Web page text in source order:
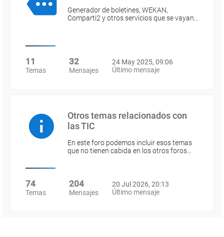
Generador de boletines, WEKAN,
Comparti2 y otros servicios que se vayan…
11
Temas
32
Mensajes
24 May 2025, 09:06
Último mensaje
Otros temas relacionados con
las TIC
En este foro podemos incluir esos temas
que no tienen cabida en los otros foros…
74
Temas
204
Mensajes
20 Jul 2026, 20:13
Último mensaje